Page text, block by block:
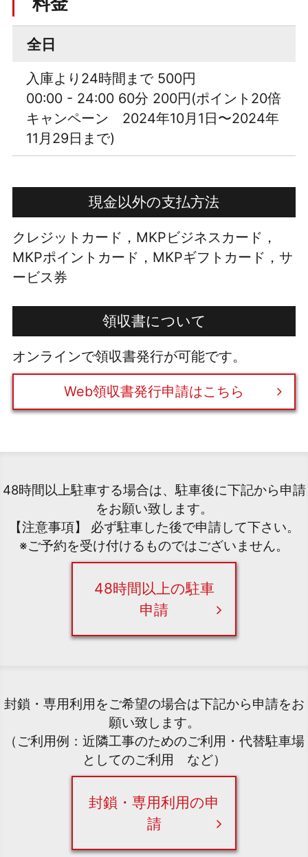
全日
入庫より24時間まで 500円
00:00 - 24:00 60分 200円(ポイント20倍
キャンペーン 2024年10月1日〜2024年
11月29日まで)
現金以外の支払方法
クレジットカード，MKPビジネスカード，
MKPポイントカード，MKPギフトカード，サ
ービス券
領収書について
オンラインで領収書発行が可能です。
Web領収書発行申請はこちら
48時間以上駐車する場合は、駐車後に下記から申請
をお願い致します。
【注意事項】 必ず駐車した後で申請して下さい。
※ご予約を受け付けるものではございません。
48時間以上の駐車
申請
封鎖・専用利用をご希望の場合は下記から申請をお
願い致します。
（ご利用例：近隣工事のためのご利用・代替駐車場
としてのご利用 など）
封鎖・専用利用の申
請